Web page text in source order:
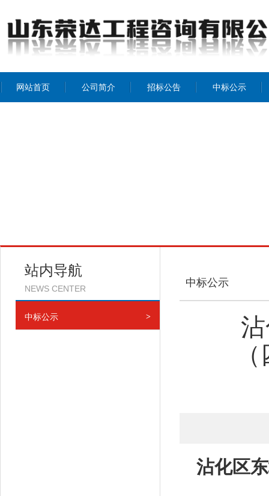
网站首页 公司简介 招标公告 中标公示
站内导航
NEWS CENTER
中标公示 >
中标公示
沾化区